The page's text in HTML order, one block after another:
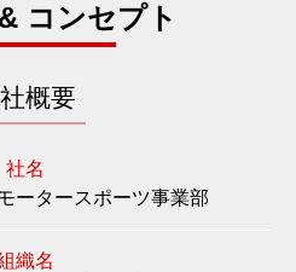
コンセプト
概要
社名
ータースポーツ事業部
織名